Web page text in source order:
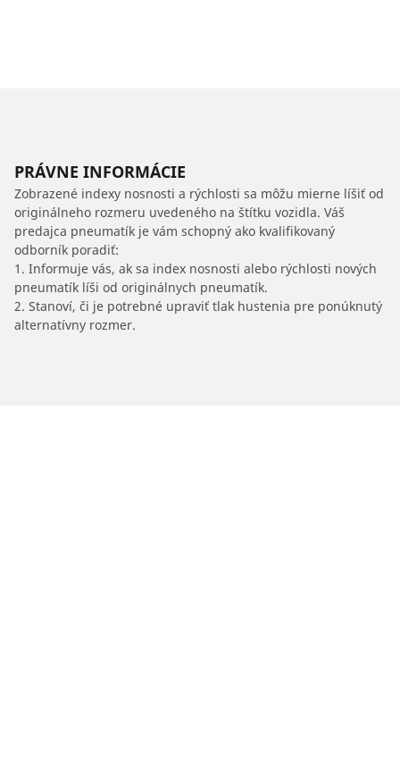
PRÁVNE INFORMÁCIE
Zobrazené indexy nosnosti a rýchlosti sa môžu mierne líšiť od
originálneho rozmeru uvedeného na štítku vozidla. Váš
predajca pneumatík je vám schopný ako kvalifikovaný
odborník poradiť:
1. Informuje vás, ak sa index nosnosti alebo rýchlosti nových
pneumatík líši od originálnych pneumatík.
2. Stanoví, či je potrebné upraviť tlak hustenia pre ponúknutý
alternatívny rozmer.